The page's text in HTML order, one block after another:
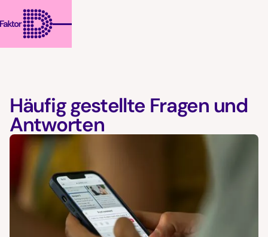
Häufig gestellte Fragen und
Antworten